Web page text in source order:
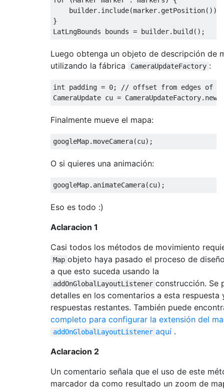
    builder
. include(marker. getPosition());
}
LatLngBounds bounds = builder. build();
Luego obtenga un objeto de descripción de
utilizando la fábrica
CameraUpdateFactory :
int padding = 0;
// offset from edges of
CameraUpdate cu = CameraUpdateFactory.
Finalmente mueve el mapa:
googleMap.moveCamera(cu);
O si quieres una animación:
googleMap. animateCamera(cu);
Eso es todo :)
Aclaracion 1
Casi todos los métodos de movimiento
Map objeto haya pasado el proceso de
a que esto suceda usando la
addOnGlobalLayoutListener construcción. Se
detalles en los comentarios a esta respuesta
respuestas restantes. También puede
completo para configurar la extensión del
addOnGlobalLayoutListener aquí .
Aclaracion 2
Un comentario señala que el uso de este
marcador da como resultado un zoom de